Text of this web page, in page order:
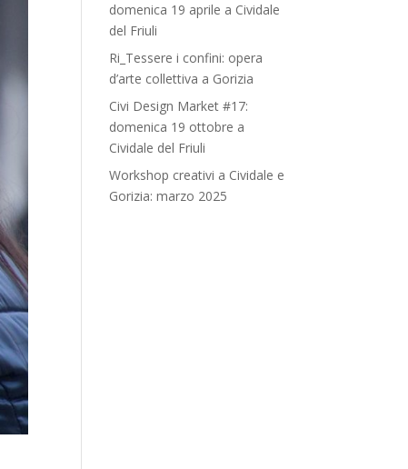
domenica 19 aprile a Cividale
del Friuli
Ri_Tessere i confini: opera
d’arte collettiva a Gorizia
Civi Design Market #17:
domenica 19 ottobre a
Cividale del Friuli
Workshop creativi a Cividale e
Gorizia: marzo 2025